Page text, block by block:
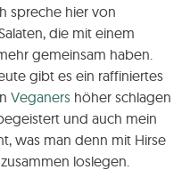
spreche hier von
die mit einem
gemeinsam haben.
gibt es ein raffiniertes
Veganers höher schlagen
und auch mein
was man denn mit Hirse
loslegen.